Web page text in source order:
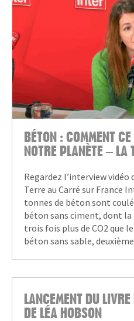
BÉTON : COMMENT
NOTRE PLANÈTE – LA
Regardez l’interview vidéo
Terre au Carré sur France
tonnes de béton sont
béton sans ciment, dont
trois fois plus de CO2 que
béton sans sable,
LANCEMENT DU
DE LÉA HOBSON